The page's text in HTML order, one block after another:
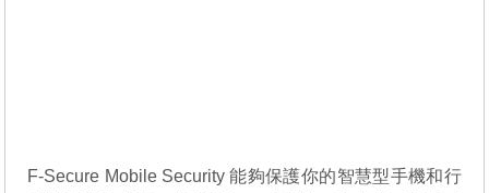
F-Secure Mobile Security 能夠保護你的智慧型手機和行